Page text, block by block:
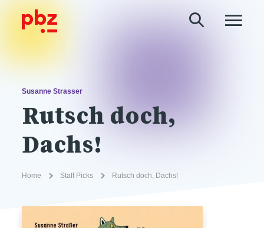
Susanne Strasser
Rutsch doch,
Dachs!
Home Staff Picks Rutsch doch, Dachs!